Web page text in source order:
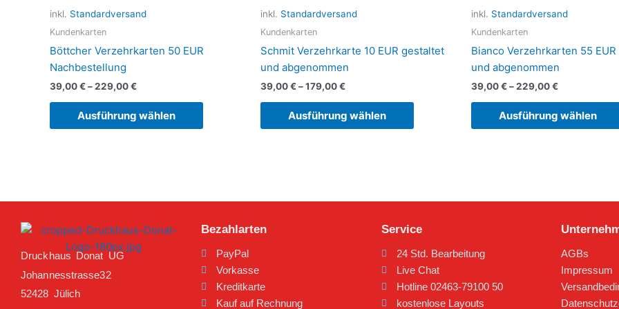
inkl. Standardversand
Kundenkarten
Böttcher Verzehrkarten 50 EUR
Nachbestellung
39,00€–229,00€
Ausführung wählen
Die
Produktseite
inkl. Standardversand
Kundenkarten
Schmit Verzehrkarte 10 EUR gestaltet
und abgenommen
39,00€–179,00€
Ausführung wählen
Die
Produktseite
inkl. Standardversand
Kundenkarten
Bianco Verzehrkarten 55
und abgenommen
39,00€–229,00€
Ausführung wählen
Bezahlarten
PayPal
Vorkasse
Kreditkarte
Kauf auf Rechnung
Service
24 Std. Bearbeitung
Live Chat
Hotline 02463-79100 50
kostenlose Layouts
AGBs
Impressum
Druckhaus Donat UG
Johannesstrasse32
52428 Jülich